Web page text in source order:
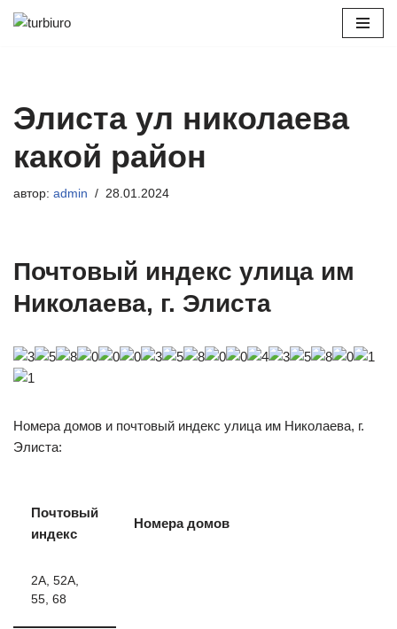
Элиста ул николаева
какой район
автор: admin 28.01.2024
Почтовый индекс улица им
Николаева, г. Элиста
Номера домов и почтовый индекс улица им Николаева, г.
Элиста:
Почтовый
индекс
Номера домов
2А, 52А,
55, 68